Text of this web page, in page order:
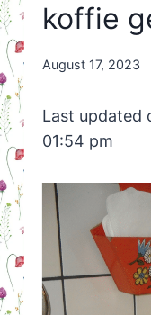
koffie
By
August 17, 2023
Last updated
01:54 pm